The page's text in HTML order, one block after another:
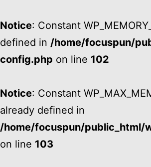
Notice: Constant
defined in /home/focuspun/
config.php on line 102
Notice: Constant
already defined in
/home/focuspun/public_html/
on line 103